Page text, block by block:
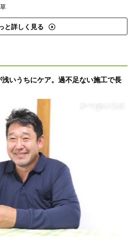
と詳しく見る
いうちにケア。過不足ない施工で長